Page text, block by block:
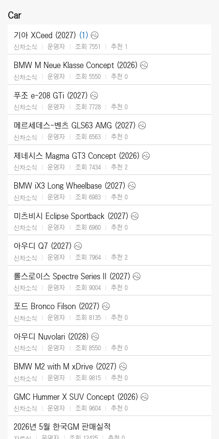
Car
기아 XCeed (2027) (1)
신차소식 운영자 조회 7551 추천 1
BMW M Neue Klasse Concept (2026)
신차소식 운영자 조회 5550 추천 0
푸조 e-208 GTi (2027)
신차소식 운영자 조회 7728 추천 0
메르세데스-벤츠 GLS63 AMG (2027)
신차소식 운영자 조회 6563 추천 0
제네시스 Magma GT3 Concept (2026)
신차소식 운영자 조회 7434 추천 2
BMW iX3 Long Wheelbase (2027)
신차소식 운영자 조회 6983 추천 0
미츠비시 Eclipse Sportback (2027)
신차소식 운영자 조회 6960 추천 0
아우디 Q7 (2027)
신차소식 운영자 조회 7964 추천 2
롤스로이스 Spectre Series II (2027)
신차소식 운영자 조회 9004 추천 0
포드 Bronco Filson (2027)
신차소식 운영자 조회 8135 추천 0
아우디 Nuvolari (2028)
신차소식 운영자 조회 8550 추천 0
BMW M2 with M xDrive (2027)
신차소식 운영자 조회 9815 추천 0
GMC Hummer X SUV Concept (2026)
신차소식 운영자 조회 9604 추천 0
2026년 5월 한국GM 판매실적